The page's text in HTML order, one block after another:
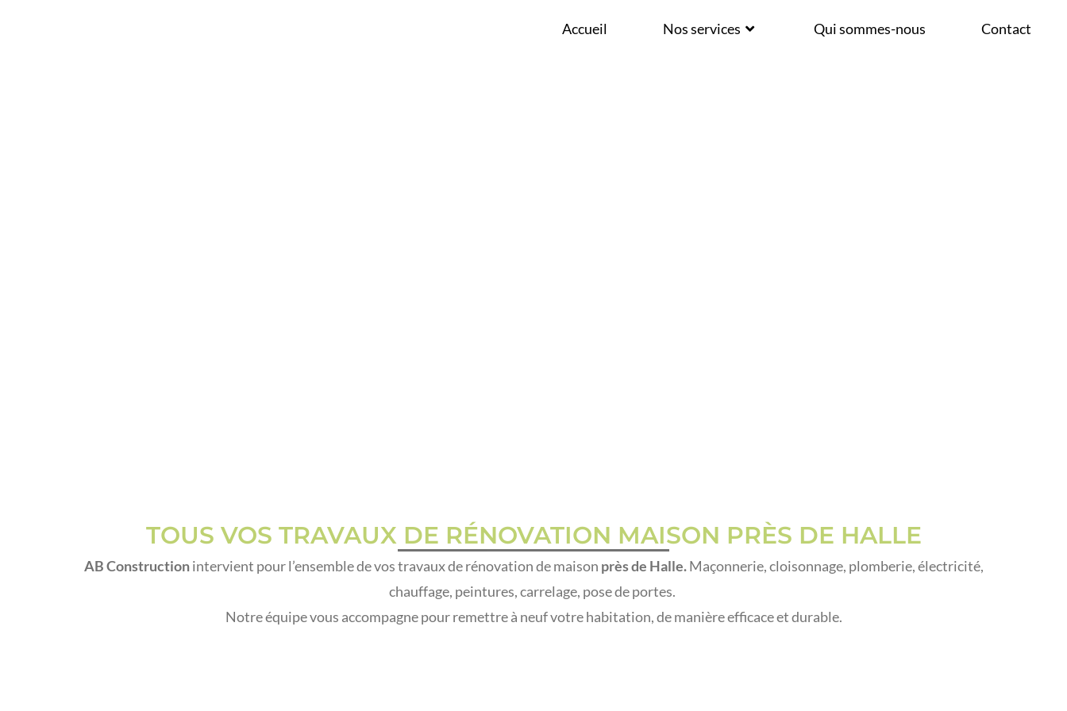
Accueil Nos services Qui sommes-nous Contact
RÉNOVATION MAISON PRÈS DE HALLE
TOUS VOS TRAVAUX DE RÉNOVATION MAISON PRÈS DE HALLE
AB Constructionintervient pour l’ensemble de vos travaux de rénovation de maison près de Halle.Maçonnerie, cloisonnage, plomberie, électricité,
chauffage, peintures, carrelage, pose de portes.
Notre équipe vous accompagne pour remettre à neuf votre habitation, de manière efficace et durable.